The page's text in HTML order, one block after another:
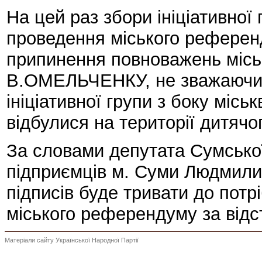
На цей раз збори
проведення міського
припинення повноважень
В.ОМЕЛЬЧЕНКУ, не зважаючи
ініціативної групи з боку
відбулися на території
За словами депутата
підприємців м. Суми
підписів буде тривати до
міського референдуму за
Матеріали сайту Української Народної Партії